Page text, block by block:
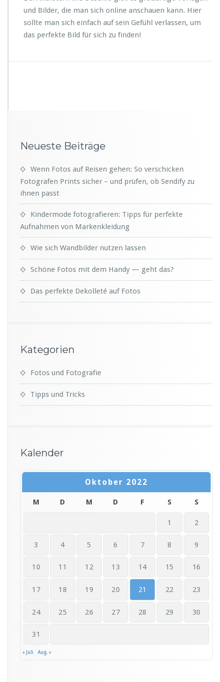
und Bilder, die man sich online anschauen kann. Hier
sollte man sich einfach auf sein Gefühl verlassen, um
das perfekte Bild für sich zu finden!
Neueste Beiträge
Wenn Fotos auf Reisen gehen: So verschicken
Fotografen Prints sicher – und prüfen, ob Sendify zu
ihnen passt
Kindermode fotografieren: Tipps für perfekte
Aufnahmen von Markenkleidung
Wie sich Wandbilder nutzen lassen
Schöne Fotos mit dem Handy — geht das?
Das perfekte Dekolleté auf Fotos
Kategorien
Fotos und Fotografie
Tipps und Tricks
Kalender
Oktober 2022
M D M D F S S
1 2
3 4 5 6 7 8 9
10 11 12 13 14 15 16
17 18 19 20 21 22 23
24 25 26 27 28 29 30
31
« Juli Aug. »